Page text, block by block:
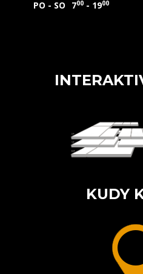
PO - SO 700 - 1900
KUDY